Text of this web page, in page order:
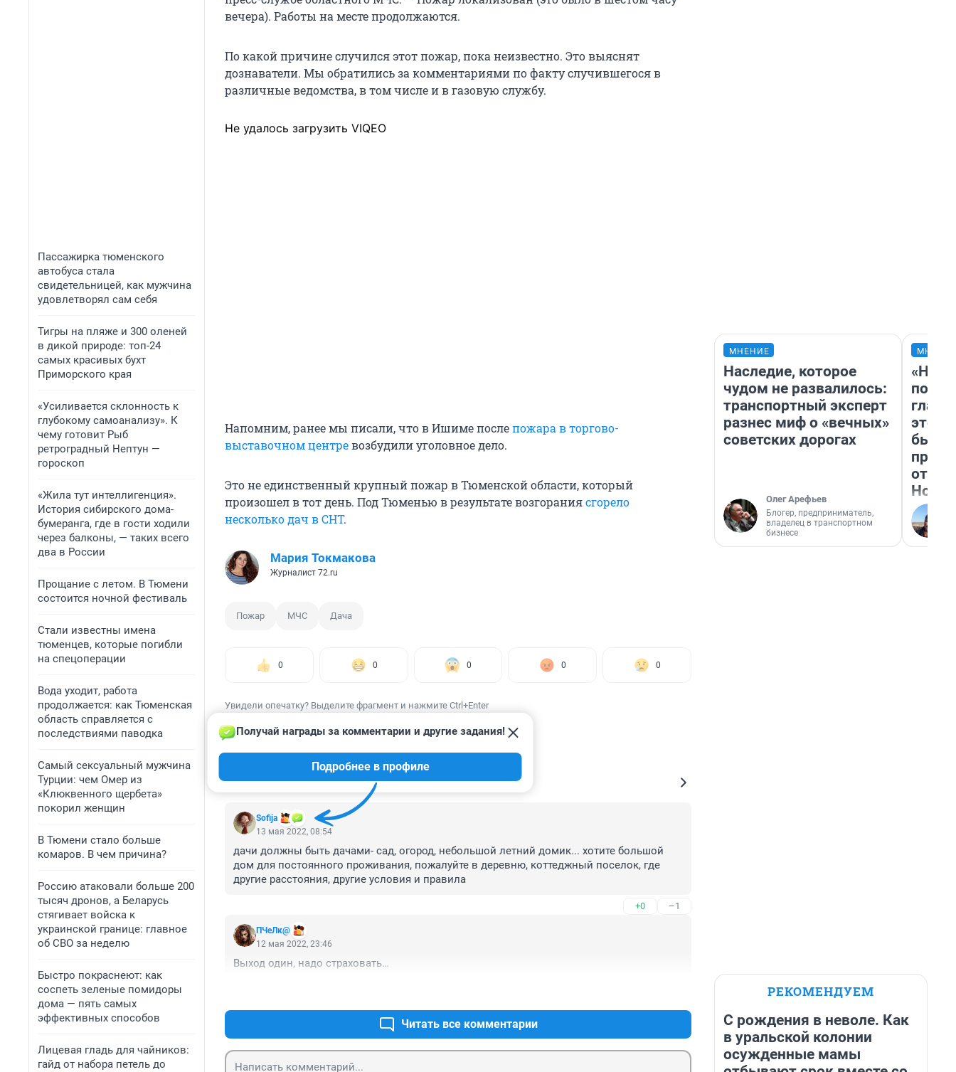
Пассажирка тюменского
автобуса стала
свидетельницей, как мужчина
удовлетворял сам себя
Тигры на пляже и 300 оленей
в дикой природе: топ-24
самых красивых бухт
Приморского края
«Усиливается склонность к
глубокому самоанализу». К
чему готовит Рыб
ретроградный Нептун —
гороскоп
«Жила тут интеллигенция».
История сибирского дома-
бумеранга, где в гости ходили
через балконы, — таких всего
два в России
Прощание с летом. В Тюмени
состоится ночной фестиваль
Стали известны имена
тюменцев, которые погибли
на спецоперации
Вода уходит, работа
продолжается: как Тюменская
область справляется с
последствиями паводка
Самый сексуальный мужчина
Турции: чем Омер из
«Клюквенного щербета»
покорил женщин
В Тюмени стало больше
комаров. В чем причина?
Россию атаковали больше 200
тысяч дронов, а Беларусь
стягивает войска к
украинской границе: главное
об СВО за неделю
Быстро покраснеют: как
соспеть зеленые помидоры
дома — пять самых
эффективных способов
Лицевая гладь для чайников:
гайд от набора петель до
вечера). Работы на месте продолжаются.
По какой причине случился этот пожар, пока неизвестно. Это выяснят
дознаватели. Мы обратились за комментариями по факту случившегося в
различные ведомства, в том числе и в газовую службу.
Не удалось загрузить VIQEO
Напомним, ранее мы писали, что в Ишиме послепожара в торгово-
выставочном центревозбудили уголовное дело.
Это не единственный крупный пожар в Тюменской области, который
произошел в тот день. Под Тюменью в результате возгораниясгорело
несколько дач в СНТ.
Мария Токмакова
Журналист 72.ru
Пожар МЧС Дача
0 0 0 0 0
Увидели опечатку? Выделите фрагмент и нажмите Ctrl+Enter
КОММЕНТАРИИ 6
Sofija
Получай награды за комментарии и другие задания!
Подробнее в профиле
13 мая 2022, 08:54
дачи должны быть дачами- сад, огород, небольшой летний домик... хотите большой
дом для постоянного проживания, пожалуйте в деревню, коттеджный поселок, где
другие расстояния, другие условия и правила
+0 –1
ПЧеЛк@
12 мая 2022, 23:46
Выход один, надо страховать…
Читать все комментарии
МНЕНИЕ
Наследие, которое
чудом не развалилось:
транспортный эксперт
разнес миф о «вечных»
советских дорогах
Олег Арефьев
Блогер, предприниматель,
владелец в транспортном
бизнесе
этого
бьет
РЕКОМЕНДУЕМ
С рождения в неволе. Как
в уральской колонии
осужденные мамы